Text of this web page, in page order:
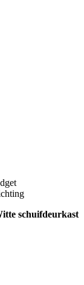
schuifdeurkast